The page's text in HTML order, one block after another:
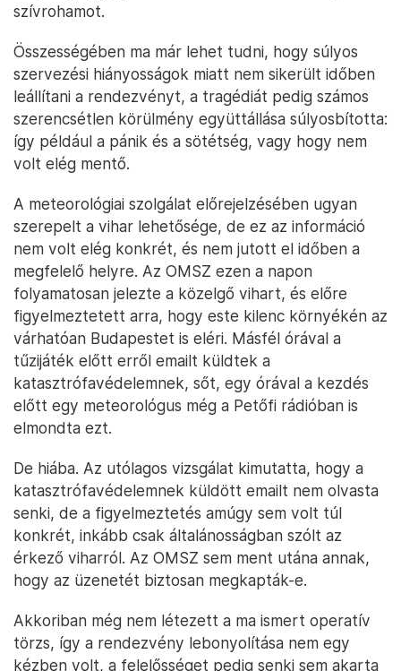
szívrohamot.
Összességében ma már lehet tudni, hogy súlyos
szervezési hiányosságok miatt nem sikerült időben
leállítani a rendezvényt, a tragédiát pedig számos
szerencsétlen körülmény együttállása súlyosbította:
így például a pánik és a sötétség, vagy hogy nem
volt elég mentő.
A meteorológiai szolgálat előrejelzésében ugyan
szerepelt a vihar lehetősége, de ez az információ
nem volt elég konkrét, és nem jutott el időben a
megfelelő helyre. Az OMSZ ezen a napon
folyamatosan jelezte a közelgő vihart, és előre
figyelmeztetett arra, hogy este kilenc környékén az
várhatóan Budapestet is eléri. Másfél órával a
tűzijáték előtt erről emailt küldtek a
katasztrófavédelemnek, sőt, egy órával a kezdés
előtt egy meteorológus még a Petőfi rádióban is
elmondta ezt.
De hiába. Az utólagos vizsgálat kimutatta, hogy a
katasztrófavédelemnek küldött emailt nem olvasta
senki, de a figyelmeztetés amúgy sem volt túl
konkrét, inkább csak általánosságban szólt az
érkező viharról. Az OMSZ sem ment utána annak,
hogy az üzenetét biztosan megkapták-e.
Akkoriban még nem létezett a ma ismert operatív
törzs, így a rendezvény lebonyolítása nem egy
kézben volt, a felelősséget pedig senki sem akarta